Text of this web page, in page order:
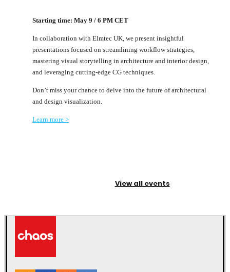
Starting time: May 9 / 6 PM CET
In collaboration with Elmtec UK, we present insightful
presentations focused on streamlining workflow strategies,
mastering visual storytelling in architecture and interior design,
and leveraging cutting-edge CG techniques.
Don’t miss your chance to delve into the future of architectural
and design visualization.
Learn more >
View all events